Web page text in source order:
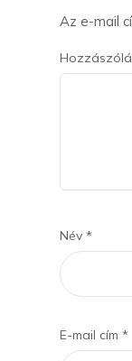
Az e-mail
Név *
E-mail cím *